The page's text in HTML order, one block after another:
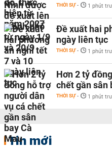
THỜI SỰ - 1 phút
Đề xuất hai
ngày liên tục
THỜI SỰ - 1 phút
Hơn 2 tỷ
chết gần sân
THỜI SỰ - 1 phút
Tin mới